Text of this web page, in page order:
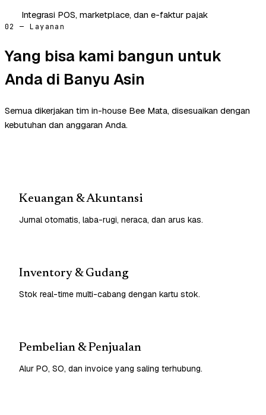
Integrasi POS, marketplace, dan e-faktur pajak
02 — Layanan
Yang bisa kami bangun untuk
Anda di Banyu Asin
Semua dikerjakan tim in-house Bee Mata, disesuaikan dengan
kebutuhan dan anggaran Anda.
Keuangan & Akuntansi
Jurnal otomatis, laba-rugi, neraca, dan arus kas.
Inventory & Gudang
Stok real-time multi-cabang dengan kartu stok.
Pembelian & Penjualan
Alur PO, SO, dan invoice yang saling terhubung.